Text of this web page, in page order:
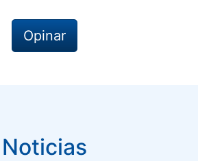
Opinar
Noticias